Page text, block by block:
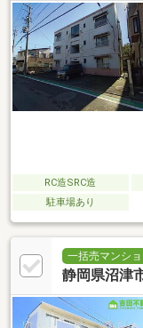
RC造SRC造
駐車場あり
一括売マンシ
静岡県沼津